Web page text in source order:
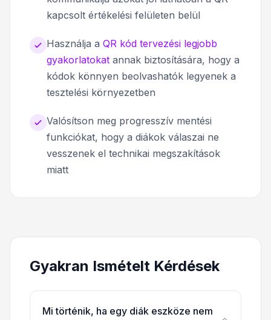
kapcsolt értékelési felületen belül
Használja a QR kód tervezési legjobb
gyakorlatokat annak biztosítására, hogy a
kódok könnyen beolvashatók legyenek a
tesztelési környezetben
Valósítson meg progresszív mentési
funkciókat, hogy a diákok válaszai ne
vesszenek el technikai megszakítások
miatt
Gyakran Ismételt Kérdések
Mi történik, ha egy diák eszköze nem